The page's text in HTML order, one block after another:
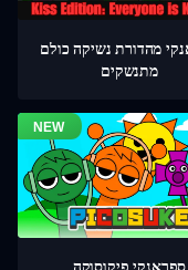
מהדורת נשיקה כולם
מתנשקים